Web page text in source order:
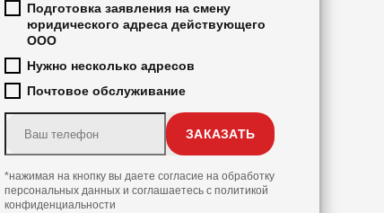
Подготовка заявления на смену
юридического адреса действующего
ООО
Нужно несколько адресов
Почтовое обслуживание
*нажимая на кнопку вы даете согласие на обработку
персональных данных и соглашаетесь с политикой
конфиденциальности